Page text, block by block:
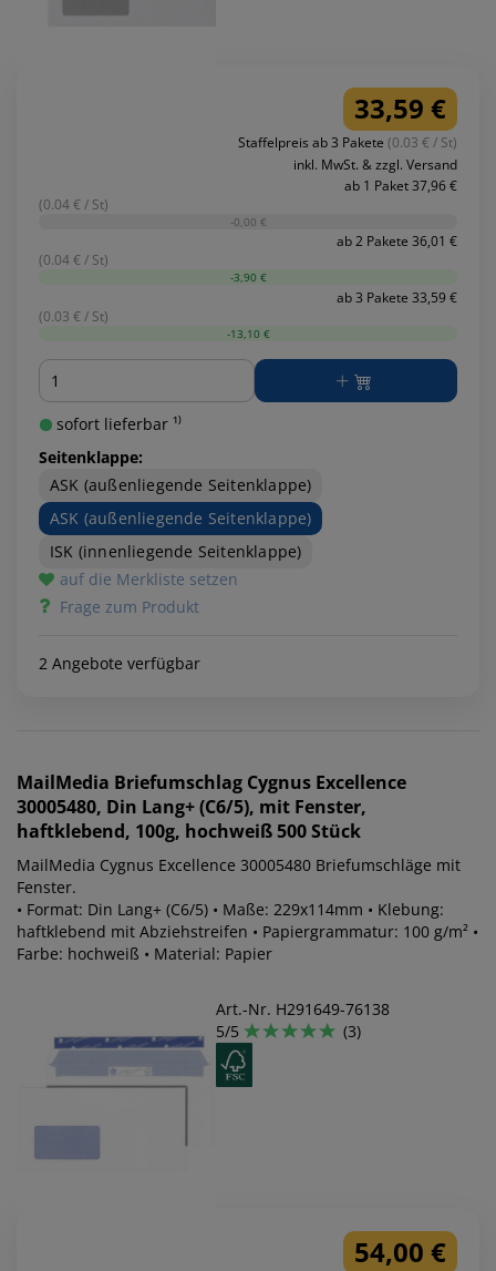
33,59 €
Staffelpreis ab 3 Pakete (0.03 € / St)
inkl. MwSt. & zzgl. Versand
ab 1 Paket 37,96 €
(0.04 € / St)
-0,00 €
ab 2 Pakete 36,01 €
(0.04 € / St)
-3,90 €
ab 3 Pakete 33,59 €
(0.03 € / St)
-13,10 €
Menge
sofort lieferbar ¹⁾
Seitenklappe:
ASK (außenliegende Seitenklappe)
ASK (außenliegende Seitenklappe)
ISK (innenliegende Seitenklappe)
auf die Merkliste setzen
Frage zum Produkt
2 Angebote verfügbar
MailMedia Briefumschlag Cygnus Excellence
30005480, Din Lang+ (C6/5), mit Fenster,
haftklebend, 100g, hochweiß 500 Stück
MailMedia Cygnus Excellence 30005480 Briefumschläge mit
Fenster.
• Format: Din Lang+ (C6/5) • Maße: 229x114mm • Klebung:
haftklebend mit Abziehstreifen • Papiergrammatur: 100 g/m² •
Farbe: hochweiß • Material: Papier
Art.-Nr. H291649-76138
5/5
(3)
54,00 €